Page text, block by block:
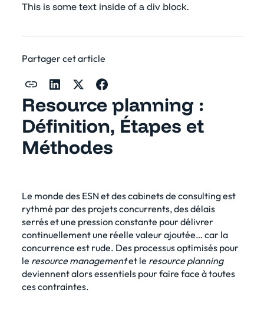
This is some text inside of a div block.
Partager cet article
Resource planning :
Définition, Étapes et
Méthodes
Le monde des ESN et des cabinets de consulting est
rythmé par des projets concurrents, des délais
serrés et une pression constante pour délivrer
continuellement une réelle valeur ajoutée… car la
concurrence est rude. Des processus optimisés pour
le resource managementet le resource planning
deviennent alors essentiels pour faire face à toutes
ces contraintes.